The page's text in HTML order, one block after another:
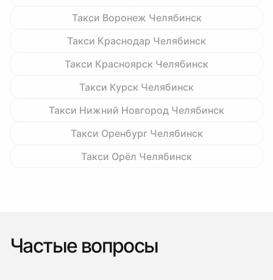
Такси Воронеж Челябинск
Такси Краснодар Челябинск
Такси Красноярск Челябинск
Такси Курск Челябинск
Такси Нижний Новгород Челябинск
Такси Оренбург Челябинск
Такси Орёл Челябинск
Частые вопросы